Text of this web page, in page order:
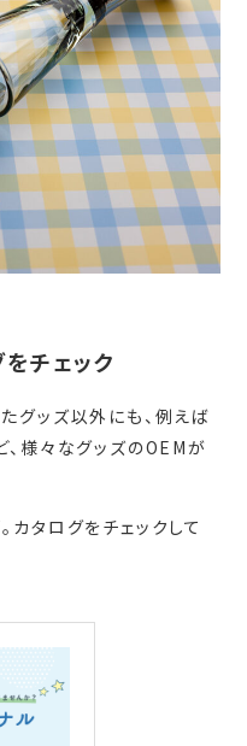
チェック
グッズ以外にも、例えば
、様々なグッズのOEMが
カタログをチェックして